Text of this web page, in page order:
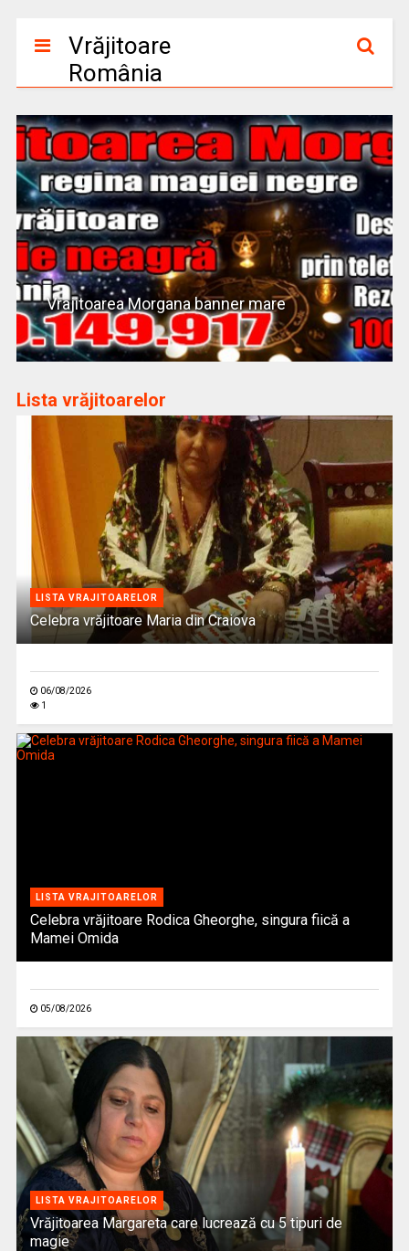
Vrăjitoare
România
Vrajitoarea Morgana banner mare
Lista vrăjitoarelor
LISTA VRAJITOARELOR
Celebra vrăjitoare Maria din Craiova
06/08/2026
1
LISTA VRAJITOARELOR
Celebra vrăjitoare Rodica Gheorghe, singura fiică a
Mamei Omida
05/08/2026
LISTA VRAJITOARELOR
Vrăjitoarea Margareta care lucrează cu 5 tipuri de
magie